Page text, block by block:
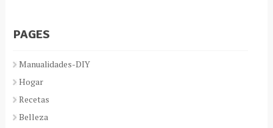
PAGES
Manualidades-DIY
Hogar
Recetas
Belleza